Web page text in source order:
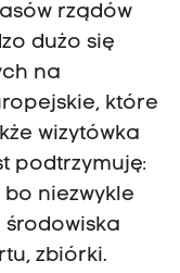
rządów
dużo się
na
które
wizytówka
podtrzymuję:
bo niezwykle
zbiórki.